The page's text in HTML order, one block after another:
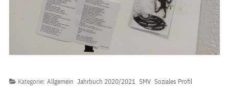
Kategorie: Allgemein Jahrbuch 2020/2021 SMV Soziales Profil